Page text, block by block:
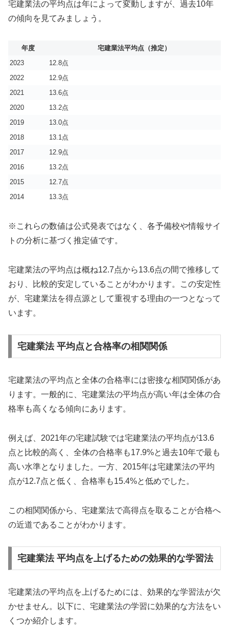
宅建業法の平均点は年によって変動しますが、過去10年
の傾向を見てみましょう。
年度
宅建業法平均点（推定）
2023
12.8点
2022
12.9点
2021
13.6点
2020
13.2点
2019
13.0点
2018
13.1点
2017
12.9点
2016
13.2点
2015
12.7点
2014
13.3点
※これらの数値は公式発表ではなく、各予備校や情報サイ
トの分析に基づく推定値です。
宅建業法の平均点は概ね12.7点から13.6点の間で推移して
おり、比較的安定していることがわかります。この安定性
が、宅建業法を得点源として重視する理由の一つとなって
います。
宅建業法 平均点と合格率の相関関係
宅建業法の平均点と全体の合格率には密接な相関関係があ
ります。一般的に、宅建業法の平均点が高い年は全体の合
格率も高くなる傾向にあります。
例えば、2021年の宅建試験では宅建業法の平均点が13.6
点と比較的高く、全体の合格率も17.9%と過去10年で最も
高い水準となりました。一方、2015年は宅建業法の平均
点が12.7点と低く、合格率も15.4%と低めでした。
この相関関係から、宅建業法で高得点を取ることが合格へ
の近道であることがわかります。
宅建業法 平均点を上げるための効果的な学習法
宅建業法の平均点を上げるためには、効果的な学習法が欠
かせません。以下に、宅建業法の学習に効果的な方法をい
くつか紹介します。